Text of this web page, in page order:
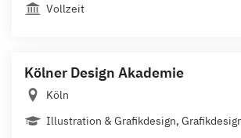
Vollzeit
Kölner Design Akademie
Köln
Illustration & Grafikdesign,